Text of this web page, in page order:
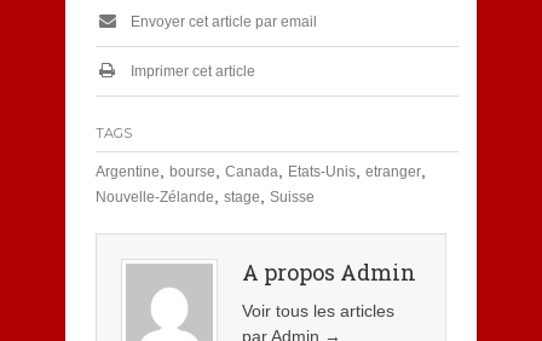
Envoyer cet article par email
Imprimer cet article
TAGS
Argentine bourse Canada Etats-Unis, etranger,
Nouvelle-Zélande stage Suisse
A propos Admin
Voir tous les articles
par Admin →